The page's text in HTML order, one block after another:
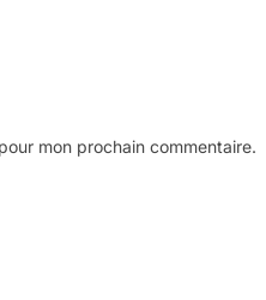
mon prochain commentaire.